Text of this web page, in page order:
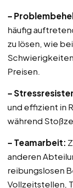
–
häufig
zu lösen, wie
Preisen.
–
und effizient in
während
– Teamarbeit:
anderen
reibungslosen
Vollzeitstellen,